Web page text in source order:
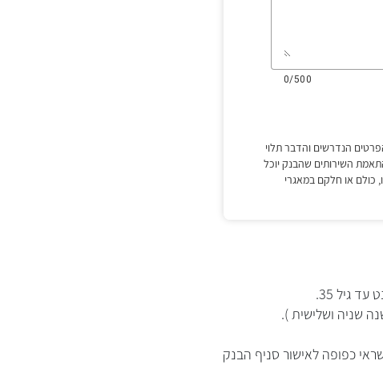
גיל 35.
אשראי כפופה לאישור סניף הבנק